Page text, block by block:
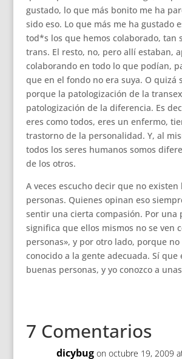
gustado, lo que más bonito me ha
sido eso. Lo que más me ha gustado
tod*s los que hemos colaborado, tan
trans. El resto, no, pero allí estaban,
colaborando en todo lo que podían,
que en el fondo no era suya. O quizá
porque la patologización de la
patologización de la diferencia. Es
eres como todos, eres un enfermo,
trastorno de la personalidad. Y, al
todos los seres humanos somos
de los otros.
A veces escucho decir que no existen
personas. Quienes opinan eso
sentir una cierta compasión. Por una
significa que ellos mismos no se ven
personas», y por otro lado, porque
conocido a la gente adecuada. Sí que
buenas personas, y yo conozco a
7 Comentarios
dicybug on octubre 19, 2009